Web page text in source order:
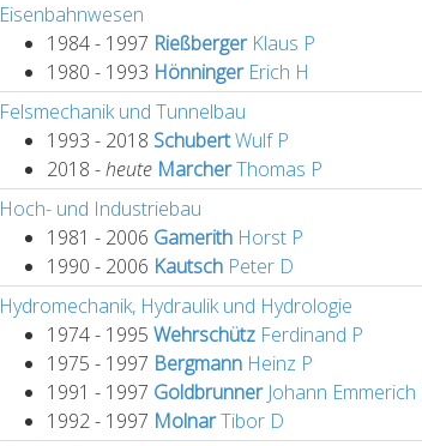
Eisenbahnwesen
1984 - 1997 RießbergerKlaus P
1980 - 1993 HönningerErich H
Felsmechanik und Tunnelbau
1993 - 2018 SchubertWulf P
2018 -heute MarcherThomas P
Hoch- und Industriebau
1981 - 2006 Gamerith Horst P
1990 - 2006 Kautsch Peter D
Hydromechanik, Hydraulik und Hydrologie
1974 - 1995 Wehrschütz Ferdinand P
1975 - 1997 Bergmann Heinz P
1991 - 1997 GoldbrunnerJohann Emmerich
1992 - 1997 MolnarTibor D